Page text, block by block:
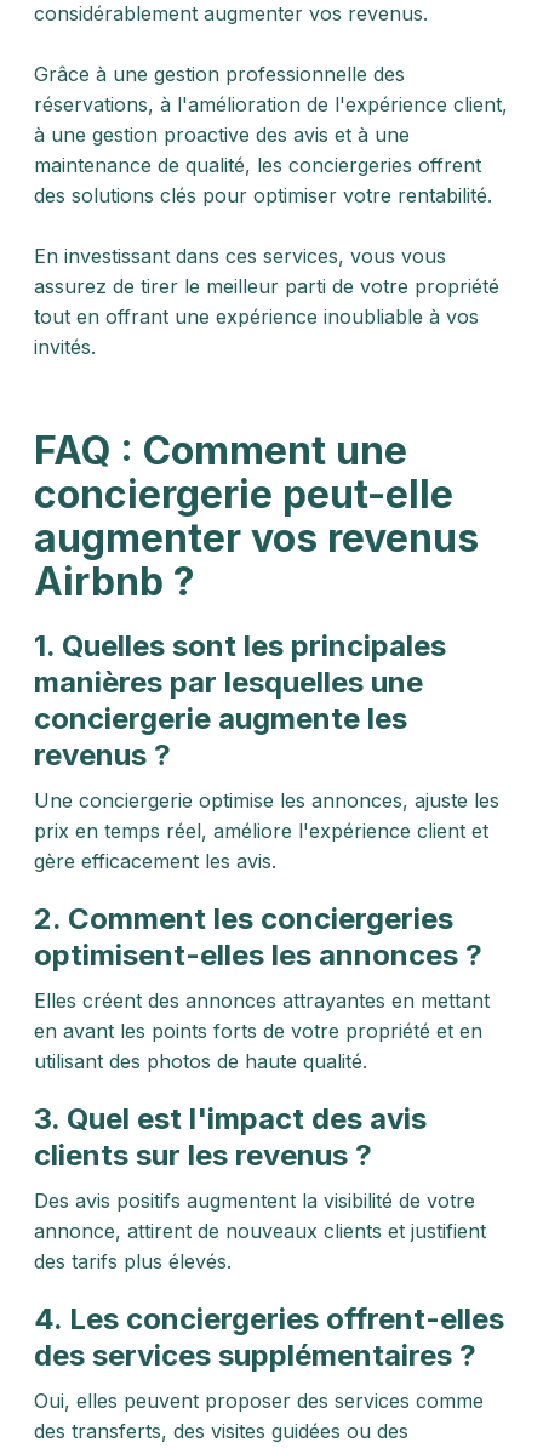
considérablement augmenter vos revenus.
Grâce à une gestion professionnelle des
réservations, à l'amélioration de l'expérience client,
à une gestion proactive des avis et à une
maintenance de qualité, les conciergeries offrent
des solutions clés pour optimiser votre rentabilité.
En investissant dans ces services, vous vous
assurez de tirer le meilleur parti de votre propriété
tout en offrant une expérience inoubliable à vos
invités.
FAQ : Comment une
conciergerie peut-elle
augmenter vos revenus
Airbnb ?
1. Quelles sont les principales
manières par lesquelles une
conciergerie augmente les
revenus ?
Une conciergerie optimise les annonces, ajuste les
prix en temps réel, améliore l'expérience client et
gère efficacement les avis.
2. Comment les conciergeries
optimisent-elles les annonces ?
Elles créent des annonces attrayantes en mettant
en avant les points forts de votre propriété et en
utilisant des photos de haute qualité.
3. Quel est l'impact des avis
clients sur les revenus ?
Des avis positifs augmentent la visibilité de votre
annonce, attirent de nouveaux clients et justifient
des tarifs plus élevés.
4. Les conciergeries offrent-elles
des services supplémentaires ?
Oui, elles peuvent proposer des services comme
des transferts, des visites guidées ou des